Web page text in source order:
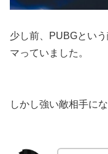
少し前、PUBGとい
マっていました。
しかし強い敵相手に